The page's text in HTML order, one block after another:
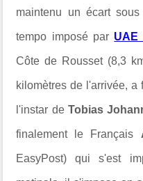
maintenu un écart
tempo imposé par UAE
Côte de Rousset (8,3
kilomètres de l'arrivée, a
l'instar de Tobias
finalement le Français
EasyPost) qui s'est